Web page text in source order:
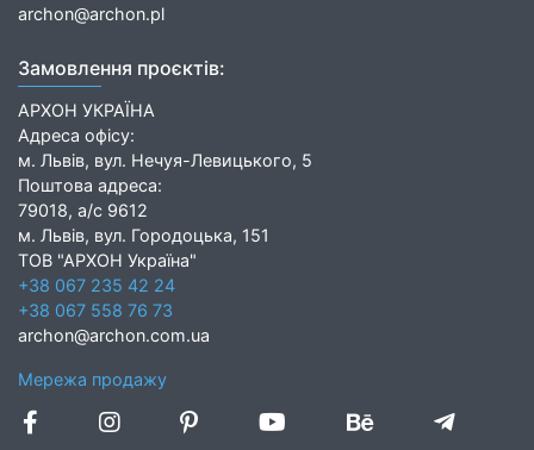
archon@archon.pl
Замовлення проєктів:
АРХОН УКРАЇНА
Адреса офісу:
м. Львів, вул. Нечуя-Левицького, 5
Поштова адреса:
79018, а/с 9612
м. Львів, вул. Городоцька, 151
ТОВ "АРХОН Україна"
+38 067 235 42 24
+38 067 558 76 73
archon@archon.com.ua
Мережа продажу